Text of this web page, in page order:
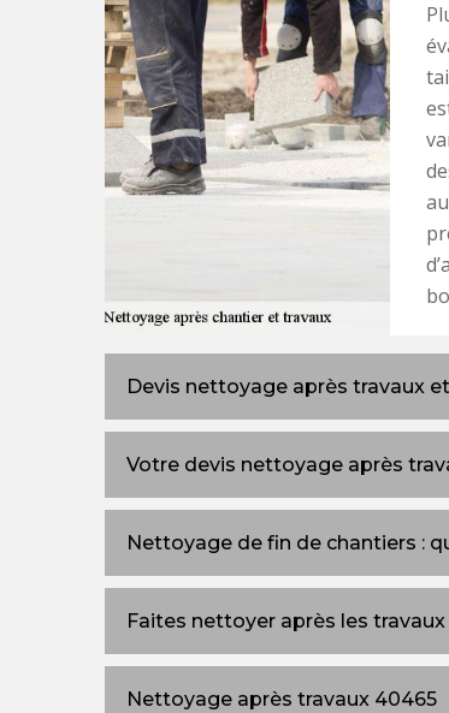
Devis nettoyage après travaux
Votre devis nettoyage après
Nettoyage de fin de chantiers :
Faites nettoyer après les
Nettoyage après travaux 40465